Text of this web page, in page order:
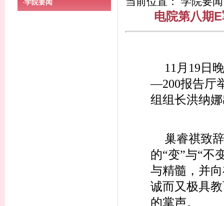
·学院要闻
电院第八期
11月19日
—200报告厅
组组长洪纳
巢睿祺致
的“变”与“不
与精髓，并
诚而又极具
的掌声。